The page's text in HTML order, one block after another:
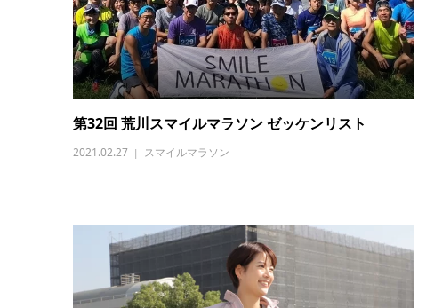
第32回 荒川スマイルマラソン ゼッケンリスト
2021.02.27 スマイルマラソン